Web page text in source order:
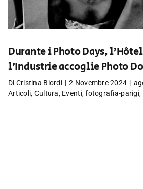
Durante i Photo Days,
l’Industrie accoglie Photo
Di Cristina Biordi | 2 Novembre 2024 |
Articoli, Cultura, Eventi,fotografia-parigi,